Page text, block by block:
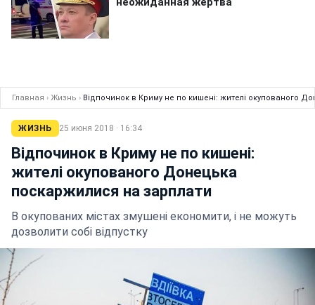
Главная › Жизнь › Відпочинок в Криму не по кишені: жителі окупованого
ЖИЗНЬ 25 июня 2018 · 16:34
Відпочинок в Криму не по кишені:
жителі окупованого Донецька
поскаржилися на зарплати
В окупованих містах змушені економити, і не можуть
дозволити собі відпустку